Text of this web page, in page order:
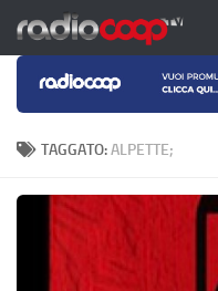
Salta al contenuto
TAGGATO:ALPETTE;